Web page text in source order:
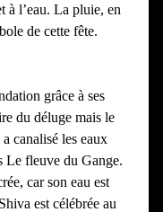
à l’eau. La pluie, en
de cette fête.
grâce à ses
du déluge mais le
canalisé les eaux
Le fleuve du Gange.
car son eau est
est célébrée au